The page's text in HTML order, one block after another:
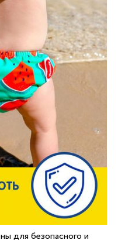
для безопасного и